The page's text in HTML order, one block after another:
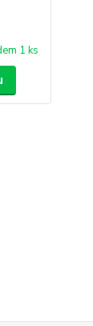
1 ks